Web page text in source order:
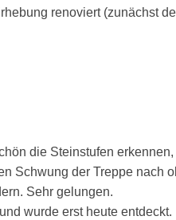
renoviert (zunächst
die Steinstufen
Schwung der Treppe nach
Sehr gelungen.
wurde erst heute